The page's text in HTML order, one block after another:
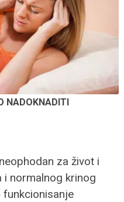
NADOKNADITI
za život i
i normalnog krinog
funkcionisanje